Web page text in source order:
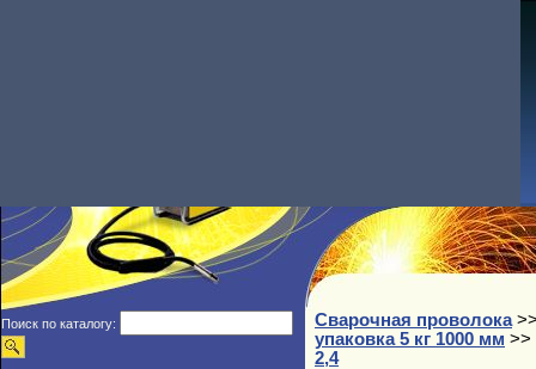
Поиск по каталогу: Сварочная проволока
упаковка 5 кг 1000 мм >>
2,4